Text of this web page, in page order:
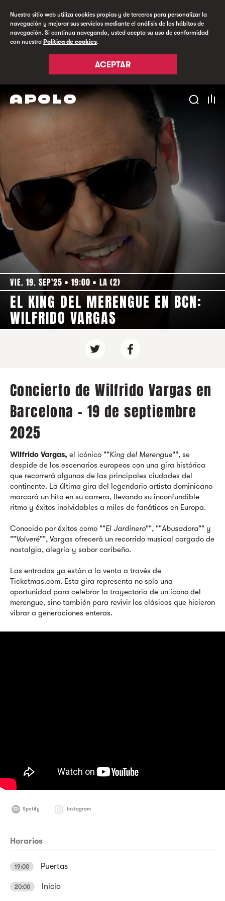
Nuestro sitio web utiliza cookies propias y de terceros para personalizar la
navegación y mejorar sus servicios mediante el análisis de los hábitos de
navegación. Si continua navegando, usted acepta su uso de conformidad
con nuestra Política de cookies.
ACEPTAR
VIE. 19. SEP'25 19:00 LA (2)
EL KING DEL MERENGUE EN BCN:
WILFRIDO VARGAS
Concierto de Wilfrido Vargas en
Barcelona - 19 de septiembre
2025
Wilfrido Vargas, el icónico ""King del Merengue"", se
despide de los escenarios europeos con una gira histórica
que recorrerá algunas de las principales ciudades del
continente. La última gira del legendario artista dominicano
marcará un hito en su carrera, llevando su inconfundible
ritmo y éxitos inolvidables a miles de fanáticos en Europa.
Conocido por éxitos como ""El Jardinero"", ""Abusadora"" y
""Volveré"", Vargas ofrecerá un recorrido musical cargado de
nostalgia, alegría y sabor caribeño.
Las entradas ya están a la venta a través de
Ticketmas.com. Esta gira representa no solo una
oportunidad para celebrar la trayectoria de un ícono del
merengue, sino también para revivir los clásicos que hicieron
vibrar a generaciones enteras.
Spotify Instagram
Horarios
19:00 Puertas
20:00 Inicio